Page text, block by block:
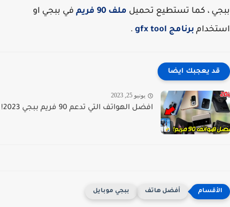
، كما تستطيع تحميلملف 90 فريم
في ببجي او
برنامج gfx tool .
قد يعجبك ايضا
يونيو 25, 2023
افضل الهواتف التي تدعم 90 فريم ببجي 2023!
أفضل هاتف ببجي موبايل